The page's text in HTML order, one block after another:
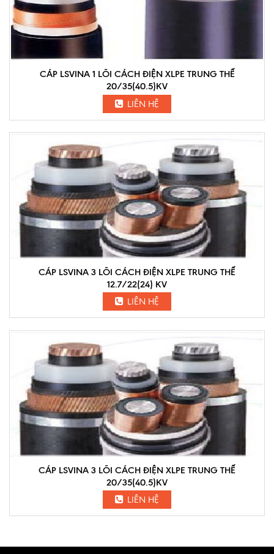
CÁP LSVINA 1 LÕI CÁCH ĐIỆN XLPE TRUNG THẾ
20/35(40.5)KV
LIÊN HỆ
CÁP LSVINA 3 LÕI CÁCH ĐIỆN XLPE TRUNG THẾ
12.7/22(24) KV
LIÊN HỆ
CÁP LSVINA 3 LÕI CÁCH ĐIỆN XLPE TRUNG THẾ
20/35(40.5)KV
LIÊN HỆ